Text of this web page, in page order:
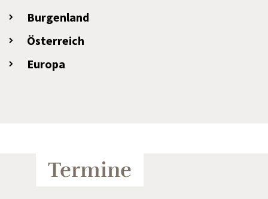
Burgenland
Österreich
Europa
Termine